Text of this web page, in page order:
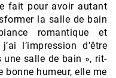
fait pour avoir autant
la salle de bain
romantique et
l’impression d’être
salle de bain », rit-
bonne humeur, elle me